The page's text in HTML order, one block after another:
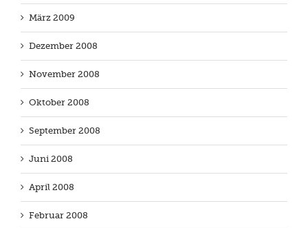
März 2009
Dezember 2008
November 2008
Oktober 2008
September 2008
Juni 2008
April 2008
Februar 2008